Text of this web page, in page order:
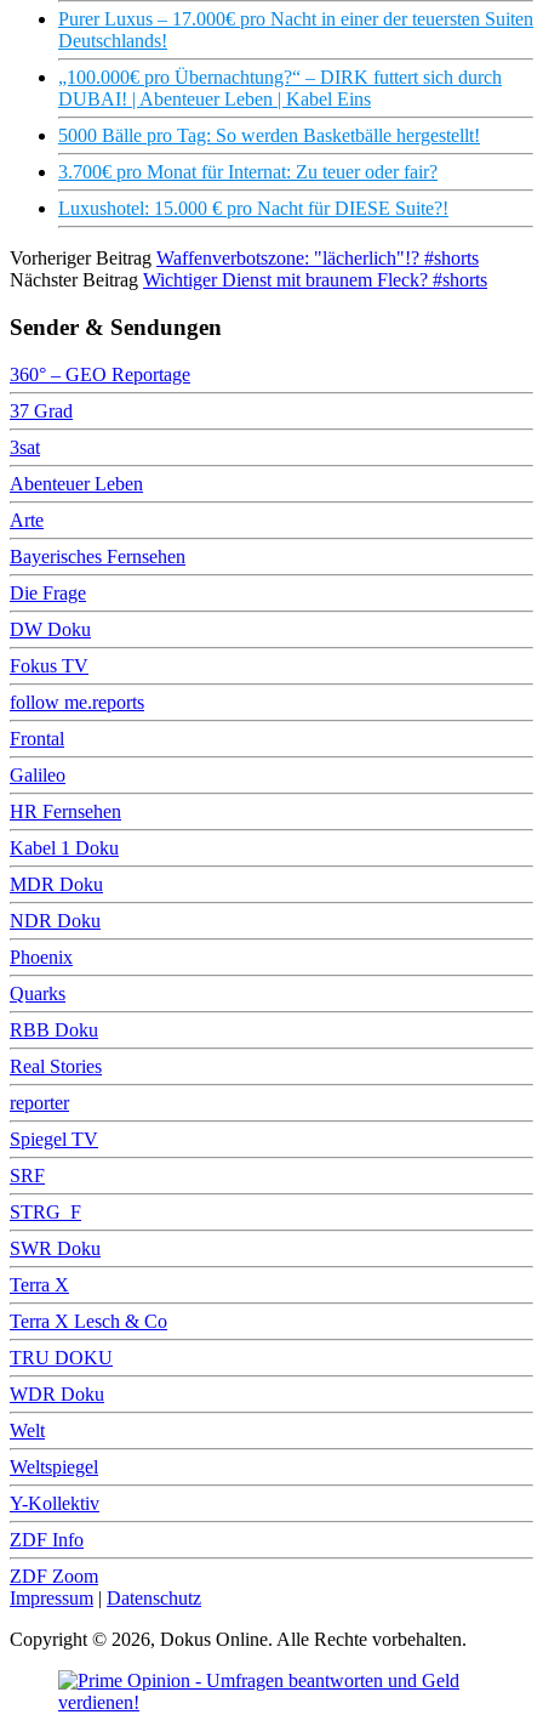
Purer Luxus – 17.000€ pro Nacht in einer der teuersten Suiten
Deutschlands!
„100.000€ pro Übernachtung?“ – DIRK futtert sich durch
DUBAI! | Abenteuer Leben | Kabel Eins
5000 Bälle pro Tag: So werden Basketbälle hergestellt!
3.700€ pro Monat für Internat: Zu teuer oder fair?
Luxushotel: 15.000 € pro Nacht für DIESE Suite?!
Vorheriger Beitrag Waffenverbotszone: "lächerlich"!? #shorts
Nächster Beitrag Wichtiger Dienst mit braunem Fleck? #shorts
Sender & Sendungen
360° – GEO Reportage
37 Grad
3sat
Abenteuer Leben
Arte
Bayerisches Fernsehen
Die Frage
DW Doku
Fokus TV
follow me.reports
Frontal
Galileo
HR Fernsehen
Kabel 1 Doku
MDR Doku
NDR Doku
Phoenix
Quarks
RBB Doku
Real Stories
reporter
Spiegel TV
SRF
STRG_F
SWR Doku
Terra X
Terra X Lesch & Co
TRU DOKU
WDR Doku
Welt
Weltspiegel
Y-Kollektiv
ZDF Info
ZDF Zoom
Impressum | Datenschutz
Copyright © 2026, Dokus Online. Alle Rechte vorbehalten.